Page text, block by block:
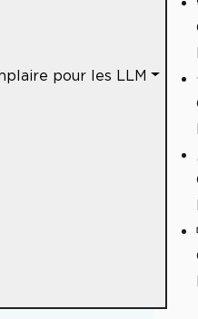
pour les LLM